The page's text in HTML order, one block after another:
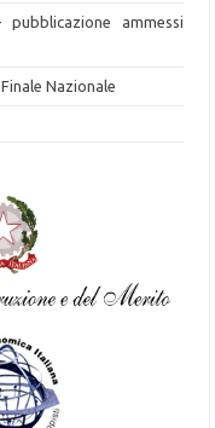
ammessi
Nazionale